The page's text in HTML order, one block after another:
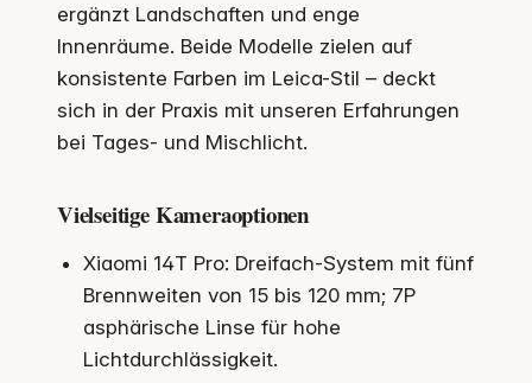
ergänzt Landschaften und enge
Innenräume. Beide Modelle zielen auf
konsistente Farben im Leica-Stil – deckt
sich in der Praxis mit unseren Erfahrungen
bei Tages- und Mischlicht.
Vielseitige Kameraoptionen
Xiaomi 14T Pro: Dreifach-System mit fünf
Brennweiten von 15 bis 120 mm; 7P
asphärische Linse für hohe
Lichtdurchlässigkeit.